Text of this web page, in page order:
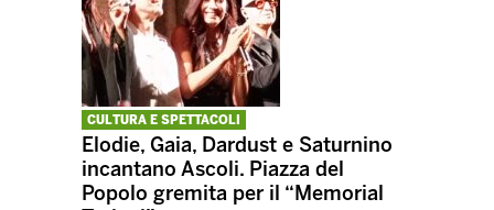
CULTURA E SPETTACOLI
Elodie, Gaia, Dardust e Saturnino
incantano Ascoli. Piazza del
Popolo gremita per il “Memorial